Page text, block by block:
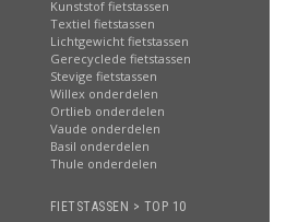
Kunststof fietstassen
Textiel fietstassen
Lichtgewicht fietstassen
Gerecyclede fietstassen
Stevige fietstassen
Willex onderdelen
Ortlieb onderdelen
Vaude onderdelen
Basil onderdelen
Thule onderdelen
FIETSTASSEN > TOP 10